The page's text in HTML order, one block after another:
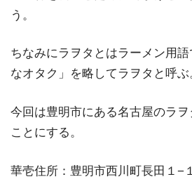
う。
ちなみにラヲタとはラーメン用
なオタク」を略してラヲタと呼ぶ
今回は豊明市にある名古屋のラヲ
ことにする。
華壱住所：豊明市西川町長田１−